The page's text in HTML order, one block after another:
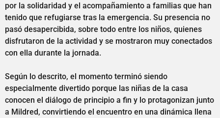
por la solidaridad y el acompañamiento a familias que han
tenido que refugiarse tras la emergencia. Su presencia no
pasó desapercibida, sobre todo entre los niños, quienes
disfrutaron de la actividad y se mostraron muy conectados
con ella durante la jornada.
Según lo descrito, el momento terminó siendo
especialmente divertido porque las niñas de la casa
conocen el diálogo de principio a fin y lo protagonizan junto
a Mildred, convirtiendo el encuentro en una dinámica llena